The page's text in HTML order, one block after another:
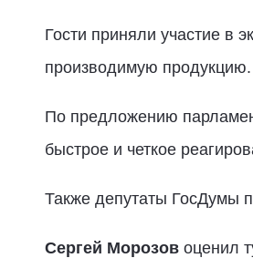
Гости приняли участие в
производимую продукцию.
По предложению
быстрое и четкое
Также депутаты ГосДумы
Сергей Морозов оценил